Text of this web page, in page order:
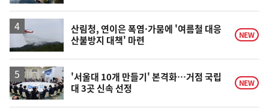
상
승
산림청, 연이은 폭염·가뭄에 '여름철 대응
산불방지 대책' 마련
NEW
'서울대 10개 만들기' 본격화…거점 국립
대 3곳 신속 선정
NEW